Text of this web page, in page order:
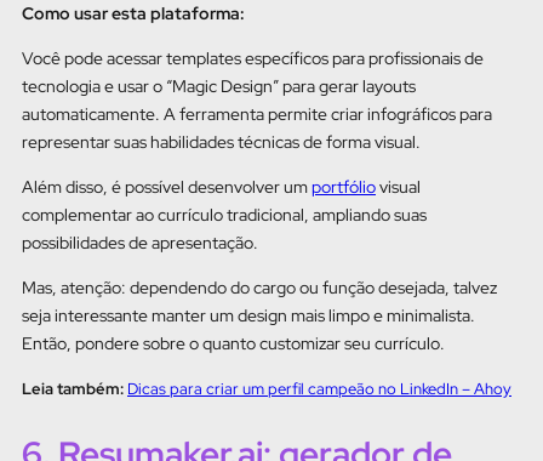
Como usar esta plataforma:
Você pode acessar templates específicos para profissionais de
tecnologia e usar o “Magic Design” para gerar layouts
automaticamente. A ferramenta permite criar infográficos para
representar suas habilidades técnicas de forma visual.
Além disso, é possível desenvolver umportfóliovisual
complementar ao currículo tradicional, ampliando suas
possibilidades de apresentação.
Mas, atenção: dependendo do cargo ou função desejada, talvez
seja interessante manter um design mais limpo e minimalista.
Então, pondere sobre o quanto customizar seu currículo.
Leia também: Dicas para criar um perfil campeão no LinkedIn – Ahoy